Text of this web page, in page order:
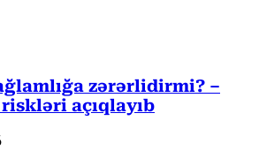
zərərlidirmi? –
açıqlayıb